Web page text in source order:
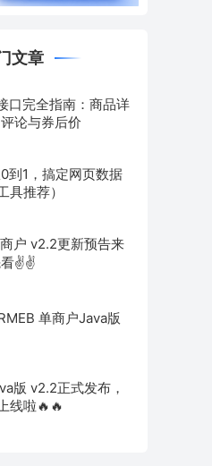
文章
口完全指南：商品详
论与券后价
到1，搞定网页数据
具推荐）
户 v2.2更新预告来
看✌️✌️
单商户Java版
版 v2.2正式发布，
线啦🔥🔥